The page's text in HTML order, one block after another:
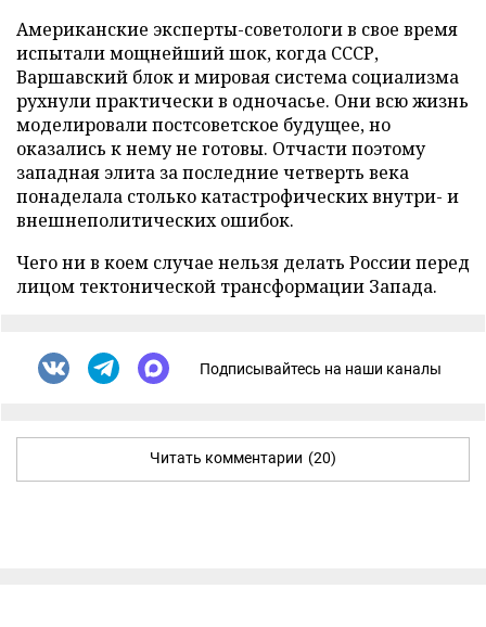
Американские эксперты-советологи в свое время
испытали мощнейший шок, когда СССР,
Варшавский блок и мировая система социализма
рухнули практически в одночасье. Они всю жизнь
моделировали постсоветское будущее, но
оказались к нему не готовы. Отчасти поэтому
западная элита за последние четверть века
понаделала столько катастрофических внутри- и
внешнеполитических ошибок.
Чего ни в коем случае нельзя делать России перед
лицом тектонической трансформации Запада.
Подписывайтесь на наши каналы
Читать комментарии (20)